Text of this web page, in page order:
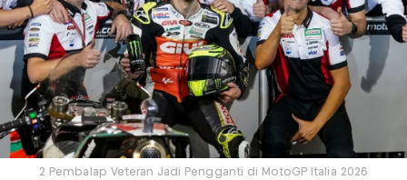
2 Pembalap Veteran Jadi Pengganti di MotoGP Italia 2026